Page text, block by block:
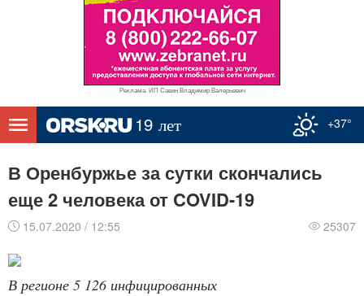
Реклама. ИП Савин Владимир Валерьевич
+37°
В Оренбуржье за сутки скончались
еще 2 человека от COVID-19
15.07.2020 / 12:55 25307
В регионе 5 126 инфицированных